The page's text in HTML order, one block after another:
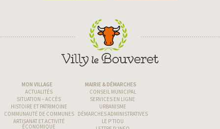
MON VILLAGE
ACTUALITÉS
SITUATION – ACCÈS
HISTOIRE ET PATRIMOINE
COMMUNAUTÉ DE COMMUNES
ARTISANAT ET ACTIVITÉ
ÉCONOMIQUE
MAIRIE & DÉMARCHES
CONSEIL MUNICIPAL
SERVICES EN LIGNE
URBANISME
DÉMARCHES ADMINISTRATIVES
LE P’TIOU